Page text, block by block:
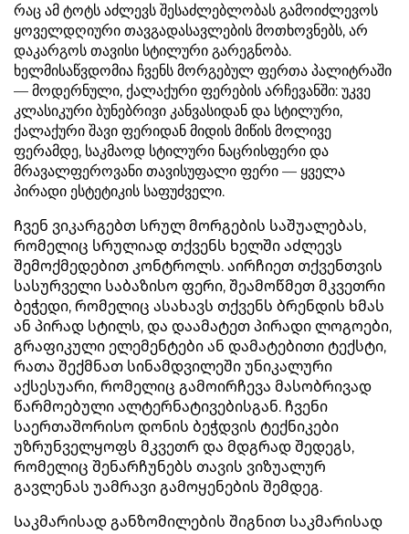
რაც ამ ტოტს აძლევს შესაძლებლობას გამოიძლევოს
ყოველდღიური თავგადასავლების მოთხოვნებს, არ
დაკარგოს თავისი სტილური გარეგნობა.
ხელმისაწვდომია ჩვენს მორგებულ ფერთა პალიტრაში
— მოდერნული, ქალაქური ფერების არჩევანში: უკვე
კლასიკური ბუნებრივი კანვასიდან და სტილური,
ქალაქური შავი ფერიდან მიდის მიწის მოლივე
ფერამდე, საკმაოდ სტილური ნაცრისფერი და
მრავალფეროვანი თავისუფალი ფერი — ყველა
პირადი ესტეტიკის საფუძველი.
Ჩვენ ვიკარგებთ სრულ მორგების საშუალებას,
რომელიც სრულიად თქვენს ხელში აძლევს
შემოქმედებით კონტროლს. აირჩიეთ თქვენთვის
სასურველი საბაზისო ფერი, შეამოწმეთ მკვეთრი
ბეჭედი, რომელიც ასახავს თქვენს ბრენდის ხმას
ან პირად სტილს, და დაამატეთ პირადი ლოგოები,
გრაფიკული ელემენტები ან დამატებითი ტექსტი,
რათა შექმნათ სინამდვილეში უნიკალური
აქსესუარი, რომელიც გამოირჩევა მასობრივად
წარმოებული ალტერნატივებისგან. ჩვენი
საერთაშორისო დონის ბეჭდვის ტექნიკები
უზრუნველყოფს მკვეთრ და მდგრად შედეგს,
რომელიც შენარჩუნებს თავის ვიზუალურ
გავლენას უამრავი გამოყენების შემდეგ.
Საკმარისად განზომილების შიგნით საკმარისად